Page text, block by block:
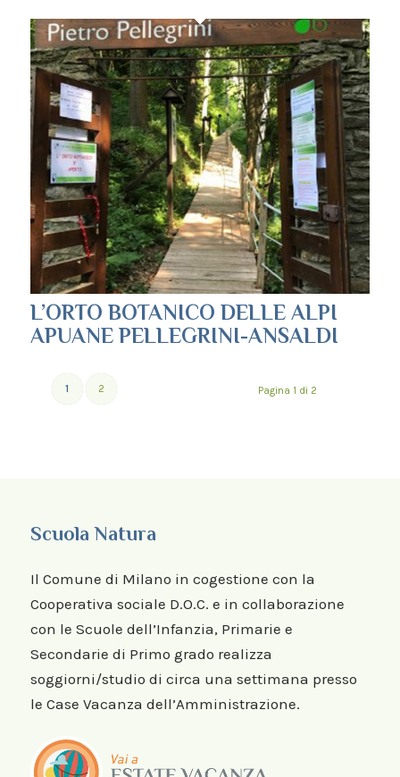
L’ORTO BOTANICO DELLE ALPI
APUANE PELLEGRINI-ANSALDI
Pagina 1 di 2
1 2
Scuola Natura
Il Comune di Milano in cogestione con la
Cooperativa sociale D.O.C. e in collaborazione
con le Scuole dell’Infanzia, Primarie e
Secondarie di Primo grado realizza
soggiorni/studio di circa una settimana presso
le Case Vacanza dell’Amministrazione.